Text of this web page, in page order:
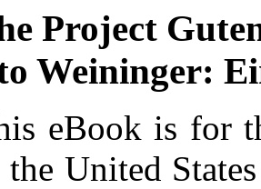
Project
Weininger:
eBook is for
United